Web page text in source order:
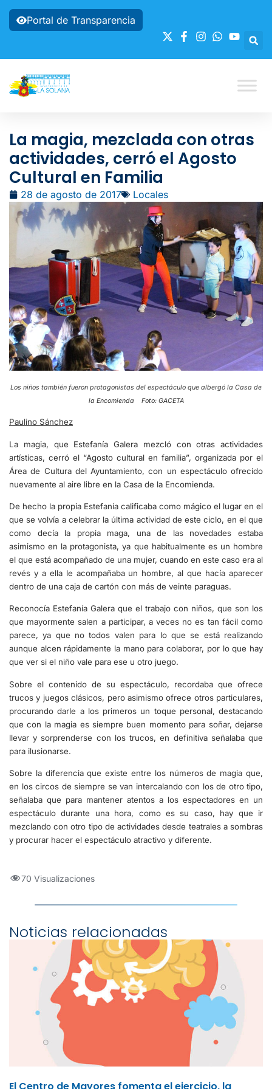
Portal de Transparencia
La magia, mezclada con otras
actividades, cerró el Agosto
Cultural en Familia
28 de agosto de 2017 Locales
Los niños también fueron protagonistas del espectáculo que albergó la Casa de
la Encomienda Foto: GACETA
Paulino Sánchez
La magia, que Estefanía Galera mezcló con otras actividades
artísticas, cerró el “Agosto cultural en familia”, organizada por el
Área de Cultura del Ayuntamiento, con un espectáculo ofrecido
nuevamente al aire libre en la Casa de la Encomienda.
De hecho la propia Estefanía calificaba como mágico el lugar en el
que se volvía a celebrar la última actividad de este ciclo, en el que
como decía la propia maga, una de las novedades estaba
asimismo en la protagonista, ya que habitualmente es un hombre
el que está acompañado de una mujer, cuando en este caso era al
revés y a ella le acompañaba un hombre, al que hacía aparecer
dentro de una caja de cartón con más de veinte paraguas.
Reconocía Estefanía Galera que el trabajo con niños, que son los
que mayormente salen a participar, a veces no es tan fácil como
parece, ya que no todos valen para lo que se está realizando
aunque alcen rápidamente la mano para colaborar, por lo que hay
que ver si el niño vale para ese u otro juego.
Sobre el contenido de su espectáculo, recordaba que ofrece
trucos y juegos clásicos, pero asimismo ofrece otros particulares,
procurando darle a los primeros un toque personal, destacando
que con la magia es siempre buen momento para soñar, dejarse
llevar y sorprenderse con los trucos, en definitiva señalaba que
para ilusionarse.
Sobre la diferencia que existe entre los números de magia que,
en los circos de siempre se van intercalando con los de otro tipo,
señalaba que para mantener atentos a los espectadores en un
espectáculo durante una hora, como es su caso, hay que ir
mezclando con otro tipo de actividades desde teatrales a sombras
y procurar hacer el espectáculo atractivo y diferente.
70 Visualizaciones
Noticias relacionadas
El Centro de Mayores fomenta el ejercicio, la